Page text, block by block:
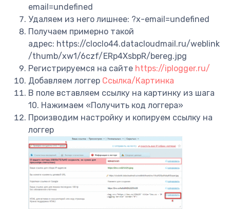
email=undefined
Удаляем из него лишнее: ?x-email=undefined
Получаем примерно такой
адрес: https://cloclo44.datacloudmail.ru/weblink
/thumb/xw1/6czf/ERp4XsbpR/bereg.jpg
Регистрируемся на сайте https://iplogger.ru/
Добавляем логгер Ссылка/Картинка
В поле вставляем ссылку на картинку из шага
10. Нажимаем «Получить код логгера»
Производим настройку и копируем ссылку на
логгер